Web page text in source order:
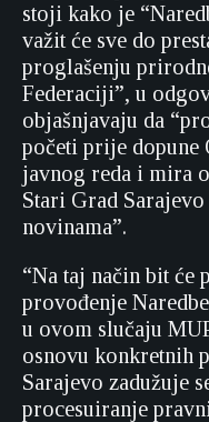
stoji kako je
važit će sve do
proglašenju
Federaciji”, u
objašnjavaju da
početi prije
javnog reda i mira
Stari Grad
novinama”.
“Na taj način bit će
provođenje
u ovom slučaju
osnovu konkretnih
Sarajevo zadužuje
procesuiranje